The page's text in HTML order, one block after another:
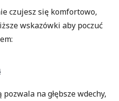
czujesz się komfortowo,
wskazówki aby poczuć
na głębsze wdechy,